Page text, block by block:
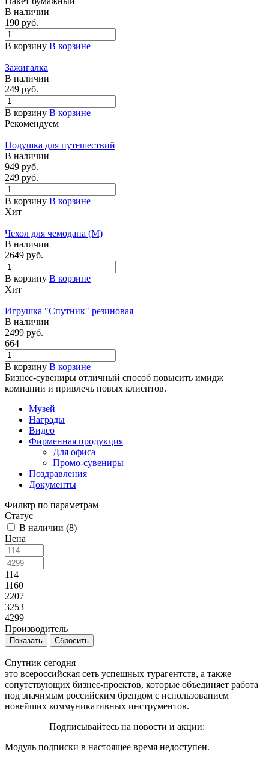
В наличии
190 руб.
В корзину В корзине
Зажигалка
В наличии
249 руб.
В корзину В корзине
Рекомендуем
Подушка для путешествий
В наличии
949 руб.
249 руб.
В корзину В корзине
Хит
Чехол для чемодана (М)
В наличии
2649 руб.
В корзину В корзине
Хит
Игрушка "Спутник" резиновая
В наличии
2499 руб.
664
В корзину В корзине
Бизнес-сувениры отличный способ повысить имидж
компании и привлечь новых клиентов.
Музей
Награды
Видео
Фирменная продукция
Для офиса
Промо-сувениры
Поздравления
Документы
Фильтр по параметрам
Статус
В наличии (8)
Цена
114
1160
2207
3253
4299
Производитель
Сбросить
Спутник сегодня —
это всероссийская сеть успешных турагентств, а также
сопутствующих бизнес-проектов, которые объединяет работа
под значимым российским брендом с использованием
новейших коммуникативных инструментов.
Подписывайтесь на новости и акции:
Модуль подписки в настоящее время недоступен.